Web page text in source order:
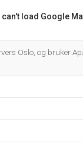
can't load Google
Oslo, og bruker